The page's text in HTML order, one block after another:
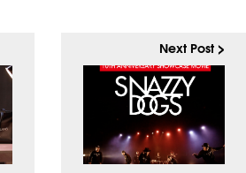
Next Post >